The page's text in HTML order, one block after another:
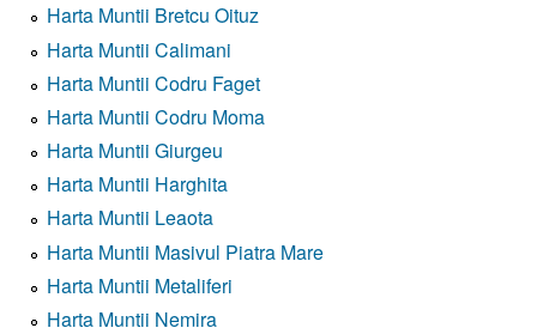
Harta Muntii Bretcu Oituz
Harta Muntii Calimani
Harta Muntii Codru Faget
Harta Muntii Codru Moma
Harta Muntii Giurgeu
Harta Muntii Harghita
Harta Muntii Leaota
Harta Muntii Masivul Piatra Mare
Harta Muntii Metaliferi
Harta Muntii Nemira